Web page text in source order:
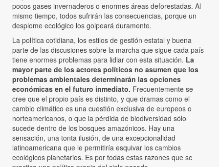
pocos gases invernaderos o enormes áreas deforestadas. Al
mismo tiempo, todos sufrirán las consecuencias, porque un
desplome ecológico los golpeará duramente.
La política cotidiana, los estilos de gestión estatal y buena
parte de las discusiones sobre la marcha que sigue cada país
tiene enormes problemas para lidiar con esta situación. La
mayor parte de los actores políticos no asumen que los
problemas ambientales determinarán las opciones
económicas en el futuro inmediato. Frecuentemente se
cree que el propio país es distinto, y que dramas como el
cambio climático es una cuestión exclusiva de europeos o
norteamericanos, o que la pérdida de biodiversidad sólo
sucede dentro de los bosques amazónicos. Hay una
sensación, una tonta ilusión, de una excepcionalidad
latinoamericana que le permitiría esquivar los cambios
ecológicos planetarios. Es por todas estas razones que se